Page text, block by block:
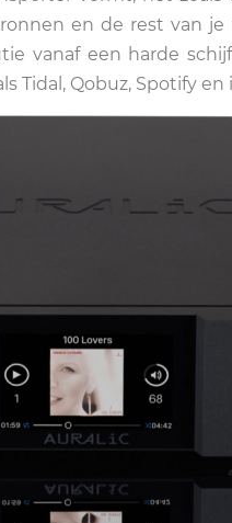
en de rest van je
vanaf een harde
Tidal, Qobuz, Spotify